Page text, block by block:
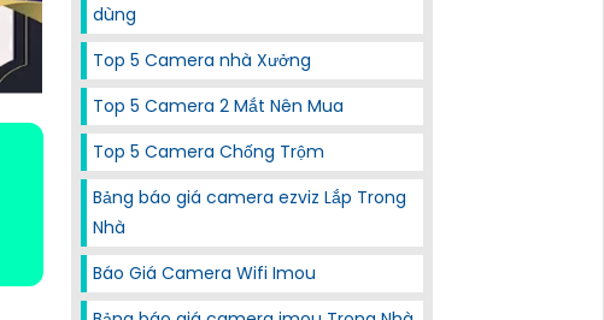
dùng
Top 5 Camera nhà Xưởng
Top 5 Camera 2 Mắt Nên Mua
Top 5 Camera Chống Trộm
Bảng báo giá camera ezviz Lắp Trong
Nhà
Báo Giá Camera Wifi Imou